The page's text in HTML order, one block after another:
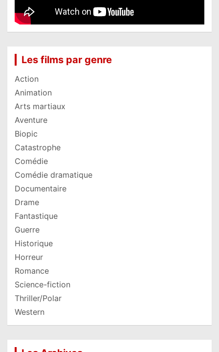
Les films par genre
Action
Animation
Arts martiaux
Aventure
Biopic
Catastrophe
Comédie
Comédie dramatique
Documentaire
Drame
Fantastique
Guerre
Historique
Horreur
Romance
Science-fiction
Thriller/Polar
Western